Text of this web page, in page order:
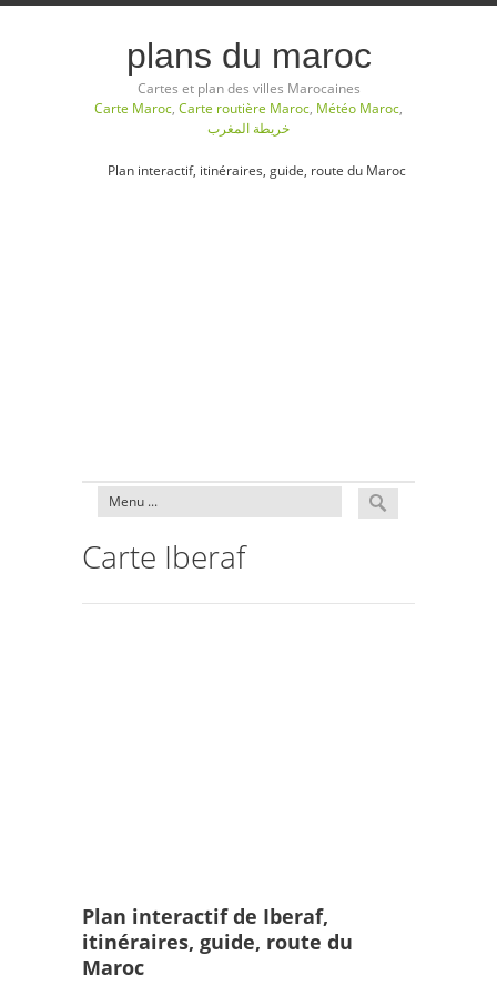
plans du maroc
Cartes et plan des villes Marocaines
Carte Maroc, Carte routière Maroc, Météo Maroc,
خريطة المغرب
Plan interactif, itinéraires, guide, route du Maroc
Carte Iberaf
Plan interactif de Iberaf,
itinéraires, guide, route du
Maroc